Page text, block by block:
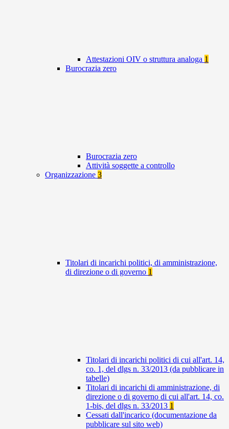
Attestazioni OIV o struttura analoga 1
Burocrazia zero
Burocrazia zero
Attività soggette a controllo
Organizzazione 3
Titolari di incarichi politici, di amministrazione,
di direzione o di governo 1
Titolari di incarichi politici di cui all'art. 14,
co. 1, del dlgs n. 33/2013 (da pubblicare in
tabelle)
Titolari di incarichi di amministrazione, di
direzione o di governo di cui all'art. 14, co.
1-bis, del dlgs n. 33/2013 1
Cessati dall'incarico (documentazione da
pubblicare sul sito web)